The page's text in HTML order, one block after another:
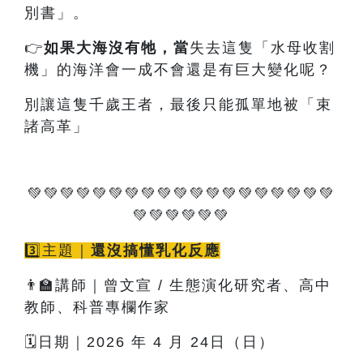
別書」。
👉如果大海沒有牠 ，當失去這隻「水母收割
機」的海洋會一成不會還是有巨大變化呢？
別讓這隻千歲王者，最後只能孤單地被「束
諸高革」
💚💚💚💚💚💚💚💚💚💚💚💚💚💚💚💚💚💚💚
💚💚💚💚💚💚
3️⃣主題｜ 還沒搞懂乳化反應
👨‍🏫講師｜曾文宣 / 生態演化研究者、高中
教師、科普專欄作家
🗓️日期｜2026 年 4 月 24日（日）